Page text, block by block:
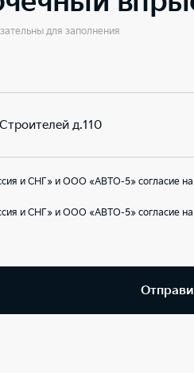
для заполнения
д.110
и СНГ» и ООО «АВТО-5» согласие на
и СНГ» и ООО «АВТО-5» согласие на